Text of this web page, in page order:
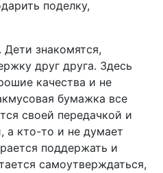
поделку,
знакомятся,
друг друга. Здесь
качества и не
бумажка все
своей передачкой и
а кто-то и не думает
поддержать и
самоутверждаться,